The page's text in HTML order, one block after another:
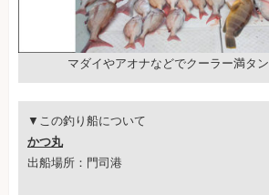
マダイやアオナなどでクーラー満タン
▼この釣り船について
かつ丸
出船場所：門司港